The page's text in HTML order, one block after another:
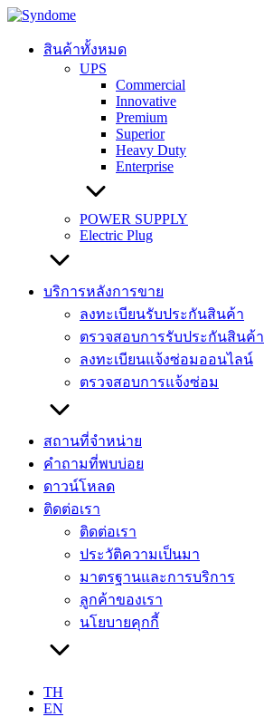
Skip
contentสินค้าทั้งหมด
UPS
Commercial
Innovative
Premium
Superior
Heavy Duty
Enterprise
POWER SUPPLY
Electric Plug
บริการหลังการขาย
ลงทะเบียนรับประกันสินค้า
ตรวจสอบการรับประกันสินค้า
ลงทะเบียนแจ้งซ่อมออนไลน์
ตรวจสอบการแจ้งซ่อม
สถานที่จำหน่าย
คำถามที่พบบ่อย
ดาวน์โหลด
ติดต่อเรา
ติดต่อเรา
ประวัติความเป็นมา
มาตรฐานและการบริการ
ลูกค้าของเรา
นโยบายคุกกี้
TH
EN